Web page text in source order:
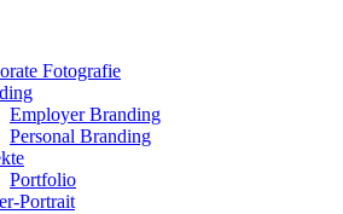
Fotografie
Employer Branding
Personal Branding
Portfolio
Portrait